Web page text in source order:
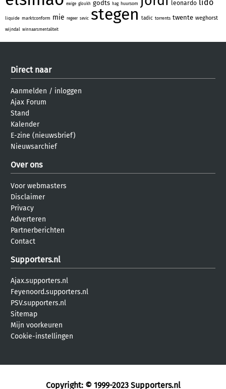
ewige gloukh godts hag huursom leonardo lido
liquide marktconform mie regeer sevic stegen tadic torrents twente weghorst
wijndal winnaarsmentaliteit
Direct naar
Aanmelden / inloggen
Ajax Forum
Stand
Kalender
E-zine (nieuwsbrief)
Nieuwsarchief
Over ons
Voor webmasters
Disclaimer
Privacy
Adverteren
Partnerberichten
Contact
Supporters.nl
Ajax.supporters.nl
Feyenoord.supporters.nl
PSV.supporters.nl
Sitemap
Mijn voorkeuren
Cookie-instellingen
Copyright: © 1999-2023 Supporters.nl